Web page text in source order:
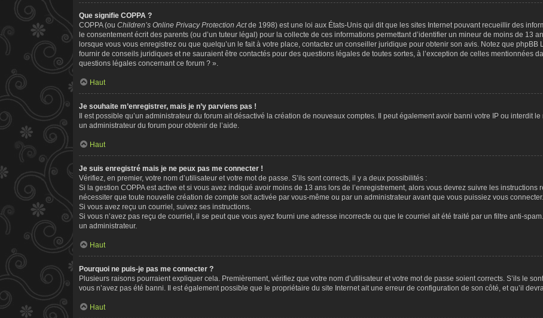
Que signifie COPPA ?
COPPA (ou Children’s Online Privacy Protection Actde 1998) est une loi aux États-Unis qui dit que les sites Internet pouvant recueillir des
le consentement écrit des parents (ou d’un tuteur légal) pour la collecte de ces informations permettant d’identifier un mineur de moins de 13
lorsque vous vous enregistrez ou que quelqu’un le fait à votre place, contactez un conseiller juridique pour obtenir son avis. Notez que
fournir de conseils juridiques et ne sauraient être contactés pour des questions légales de toutes sortes, à l’exception de celles mentionnées
questions légales concernant ce forum ? ».
Haut
Je souhaite m’enregistrer, mais je n’y parviens pas !
Il est possible qu’un administrateur du forum ait désactivé la création de nouveaux comptes. Il peut également avoir banni votre IP ou interdit
un administrateur du forum pour obtenir de l’aide.
Haut
Je suis enregistré mais je ne peux pas me connecter !
Vérifiez, en premier, votre nom d’utilisateur et votre mot de passe. S’ils sont corrects, il y a deux possibilités :
Si la gestion COPPA est active et si vous avez indiqué avoir moins de 13 ans lors de l’enregistrement, alors vous devrez suivre les
nécessiter que toute nouvelle création de compte soit activée par vous-même ou par un administrateur avant que vous puissiez vous
Si vous avez reçu un courriel, suivez ses instructions.
Si vous n’avez pas reçu de courriel, il se peut que vous ayez fourni une adresse incorrecte ou que le courriel ait été traité par un filtre anti-
un administrateur.
Haut
Pourquoi ne puis-je pas me connecter ?
Plusieurs raisons pourraient expliquer cela. Premièrement, vérifiez que votre nom d’utilisateur et votre mot de passe soient corrects. S’ils le
vous n’avez pas été banni. Il est également possible que le propriétaire du site Internet ait une erreur de configuration de son côté, et qu’il
Haut